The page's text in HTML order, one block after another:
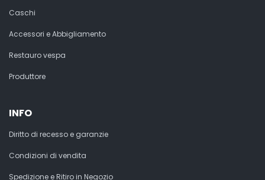
Caschi
Accessori e Abbigliamento
Restauro vespa
Produttore
INFO
Diritto di recesso e garanzie
Condizioni di vendita
Spedizione e Ritiro in Negozio